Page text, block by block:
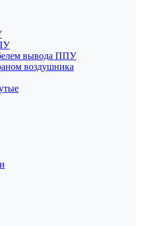
вывода ППУ
воздушника